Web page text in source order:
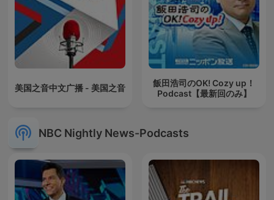
美国之音中文广播 - 美国之音
飯田浩司のOK! Cozy up！
Podcast【最新回のみ】
NBC Nightly News-Podcasts